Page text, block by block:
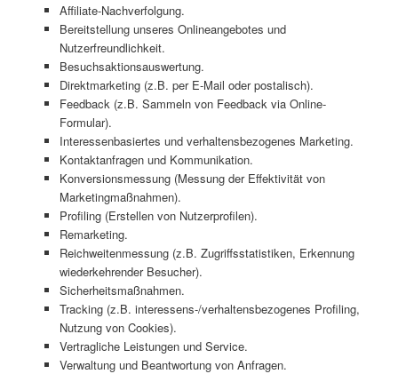
Affiliate-Nachverfolgung.
Bereitstellung unseres Onlineangebotes und
Nutzerfreundlichkeit.
Besuchsaktionsauswertung.
Direktmarketing (z.B. per E-Mail oder postalisch).
Feedback (z.B. Sammeln von Feedback via Online-
Formular).
Interessenbasiertes und verhaltensbezogenes Marketing.
Kontaktanfragen und Kommunikation.
Konversionsmessung (Messung der Effektivität von
Marketingmaßnahmen).
Profiling (Erstellen von Nutzerprofilen).
Remarketing.
Reichweitenmessung (z.B. Zugriffsstatistiken, Erkennung
wiederkehrender Besucher).
Sicherheitsmaßnahmen.
Tracking (z.B. interessens-/verhaltensbezogenes Profiling,
Nutzung von Cookies).
Vertragliche Leistungen und Service.
Verwaltung und Beantwortung von Anfragen.